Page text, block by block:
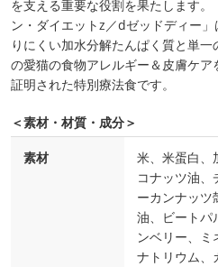
を支える重要な役割を果たします
ン・ダイエットz／dゼッドディー
りにくい加水分解たんぱく質と単
の愛猫の食物アレルギー＆皮膚ケ
証明された特別療法食です。
＜素材・材質・成分＞
素材
米、米蛋白、
コナッツ油、
ーカンナッツ
油、ビートパ
ンベリー、ミ
ナトリウム、